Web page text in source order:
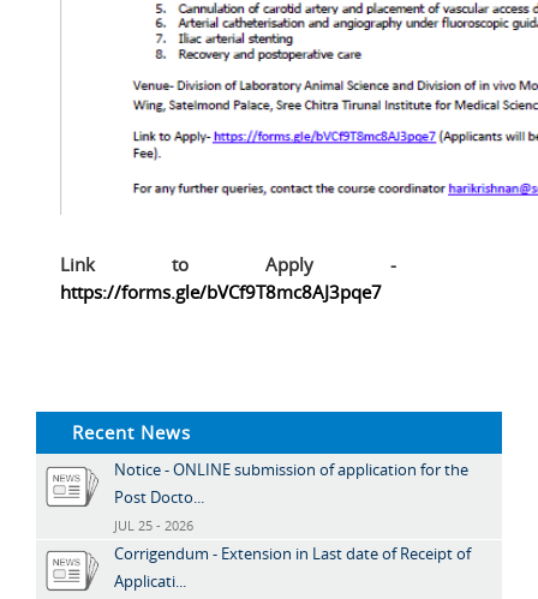
Link to Apply -
https://forms.gle/bVCf9T8mc8AJ3pqe7
Recent News
Notice - ONLINE submission of application for the
Post Docto...
JUL 25 - 2026
Corrigendum - Extension in Last date of Receipt of
Applicati...